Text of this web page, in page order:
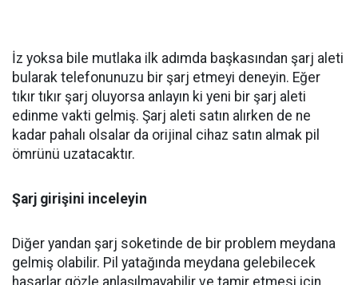
İz yoksa bile mutlaka ilk adımda başkasından şarj aleti
bularak telefonunuzu bir şarj etmeyi deneyin. Eğer
tıkır tıkır şarj oluyorsa anlayın ki yeni bir şarj aleti
edinme vakti gelmiş. Şarj aleti satın alırken de ne
kadar pahalı olsalar da orijinal cihaz satın almak pil
ömrünü uzatacaktır.
Şarj girişini inceleyin
Diğer yandan şarj soketinde de bir problem meydana
gelmiş olabilir. Pil yatağında meydana gelebilecek
hasarlar gözle anlaşılmayabilir ve tamir etmesi için